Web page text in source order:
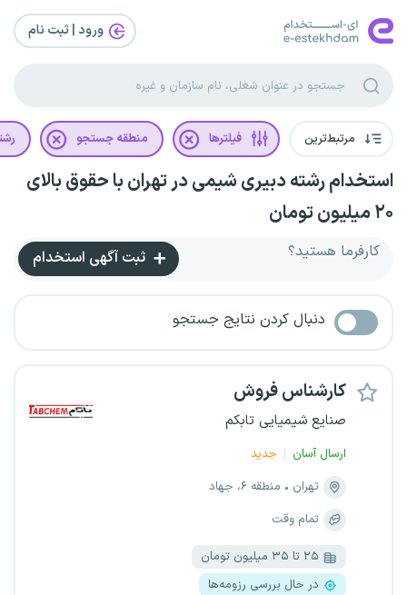
ورود | ثبت‌ نام
مرتبط‌ترین فیلترها منطقه جستجو
استخدام رشته دبیری شیمی در تهران با حقوق بالای
۲۰ میلیون تومان
کارفرما هستید؟ ثبت آگهی استخدام
دنبال کردن نتایج جستجو
کارشناس فروش
صنایع شیمیایی تابکم
ارسال آسان
جدید
تهران
منطقه ۶، جهاد
تمام وقت
۲۵ تا ۳۵ میلیون تومان
در حال بررسی رزومه‌ها